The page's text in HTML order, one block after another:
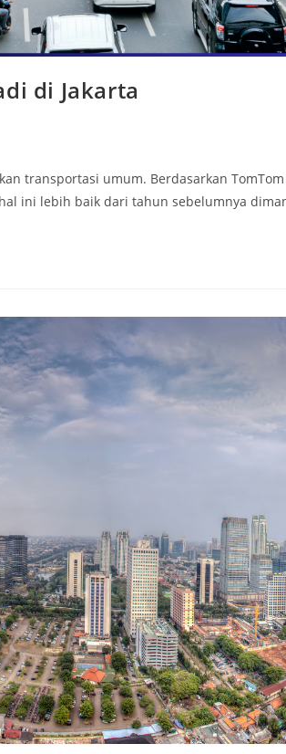
di Jakarta
transportasi umum. Berdasarkan
ini lebih baik dari tahun sebelumnya